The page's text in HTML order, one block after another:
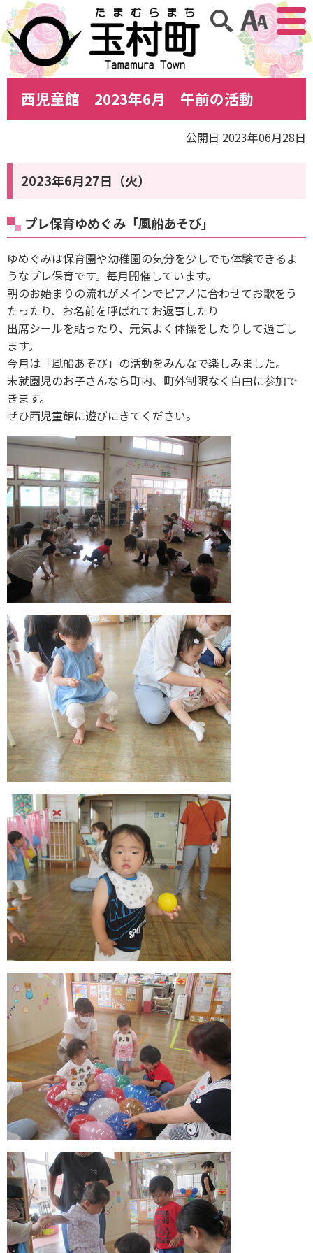
アクセ
サイト内検索
西児童館 2023年6月 午前の活動
公開日 2023年06月28日
2023年6月27日（火）
プレ保育ゆめぐみ「風船あそび」
ゆめぐみは保育園や幼稚園の気分を少しでも体験できるよ
うなプレ保育です。毎月開催しています。
朝のお始まりの流れがメインでピアノに合わせてお歌をう
たったり、お名前を呼ばれてお返事したり
出席シールを貼ったり、元気よく体操をしたりして過ごし
ます。
今月は「風船あそび」の活動をみんなで楽しみました。
未就園児のお子さんなら町内、町外制限なく自由に参加で
きます。
ぜひ西児童館に遊びにきてください。